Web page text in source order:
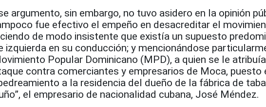
argumento, sin embargo, no tuvo asidero en la opinión
fue efectivo el empeño en desacreditar el
de modo insistente que existía un supuesto
izquierda en su conducción; y mencionándose
Popular Dominicano (MPD), a quien se le
contra comerciantes y empresarios de Moca, puesto
a la residencia del dueño de la fábrica de
el empresario de nacionalidad cubana, José Méndez.